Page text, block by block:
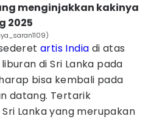
menginjakkan kakinya
2025
artis India di atas
di Sri Lanka pada
bisa kembali pada
datang. Tertarik
Lanka yang merupakan